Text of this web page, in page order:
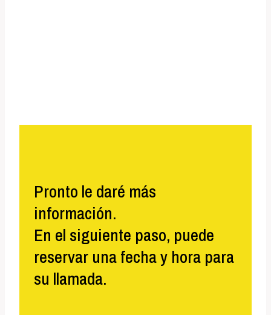
Pronto le daré más
información.
En el siguiente paso, puede
reservar una fecha y hora para
su llamada.